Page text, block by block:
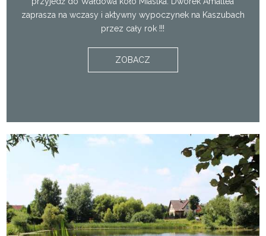
zaprasza na wczasy i aktywny wypoczynek na Kaszubach
przez cały rok !!!
ZOBACZ